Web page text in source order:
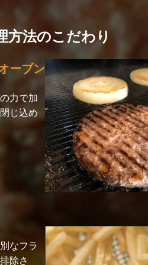
方法のこだわり
ーブン
力で加
じ込め
なフラ
除さ